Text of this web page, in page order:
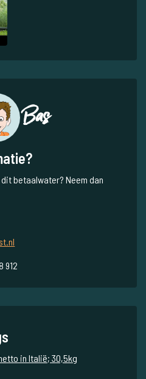
Bas
betaalwater? Neem dan
912
in Italië; 30,5kg